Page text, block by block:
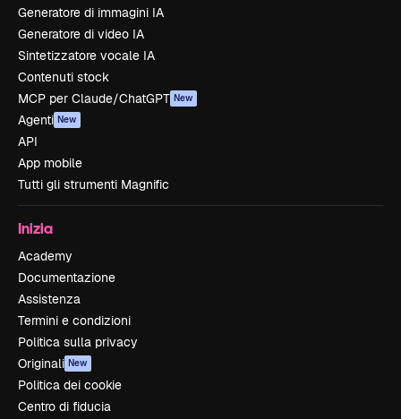
Generatore di immagini IA
Generatore di video IA
Sintetizzatore vocale IA
Contenuti stock
MCP per Claude/ChatGPT New
Agenti New
API
App mobile
Tutti gli strumenti Magnific
Inizia
Academy
Documentazione
Assistenza
Termini e condizioni
Politica sulla privacy
Originali New
Politica dei cookie
Centro di fiducia